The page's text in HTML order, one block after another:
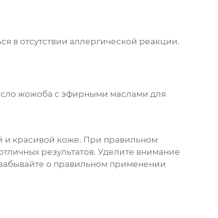
в отсутствии аллергической реакции.
жожоба с эфирными маслами для
и красивой коже. При правильном
результатов. Уделите внимание
о правильном применении